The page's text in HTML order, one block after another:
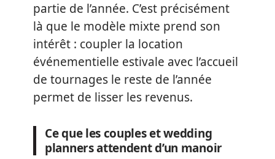
partie de l’année. C’est précisément
là que le modèle mixte prend son
intérêt : coupler la location
événementielle estivale avec l’accueil
de tournages le reste de l’année
permet de lisser les revenus.
Ce que les couples et wedding
planners attendent d’un manoir